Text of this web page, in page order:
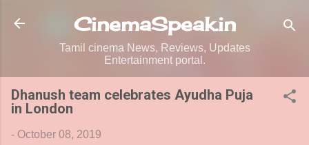
Skip to main content
CinemaSpeak.in
Tamil cinema News, Reviews, Updates
Entertainment portal.
Dhanush team celebrates Ayudha Puja
in London
- October 08, 2019